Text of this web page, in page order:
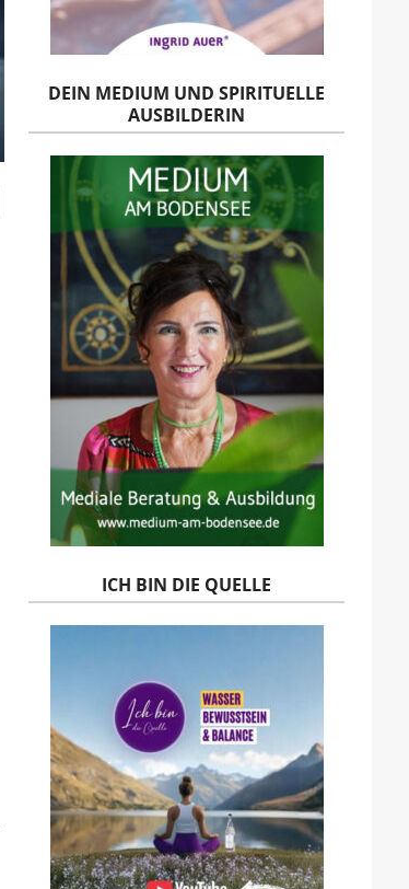
DEIN MEDIUM UND SPIRITUELLE
AUSBILDERIN
ICH BIN DIE QUELLE